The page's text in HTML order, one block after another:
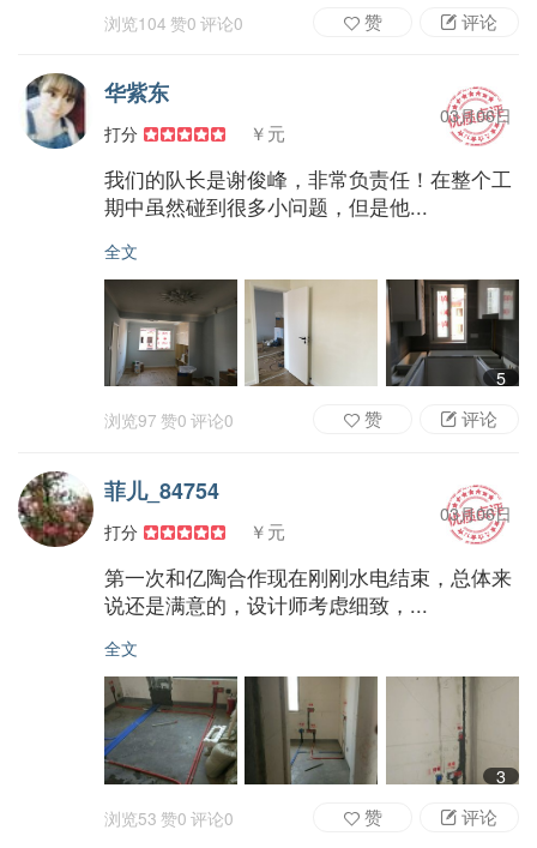
浏览104 赞0 评论0 评论
赞
华紫东
打分 ￥元
03月06日
我们的队长是谢俊峰，非常负责任！在整个工
期中虽然碰到很多小问题，但是他...
全文
5
浏览97 赞0 评论0 评论
赞
菲儿_84754
打分 ￥元
03月06日
第一次和亿陶合作现在刚刚水电结束，总体来
说还是满意的，设计师考虑细致，...
全文
3
浏览53 赞0 评论0 评论
赞